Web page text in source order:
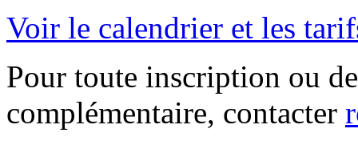
Voir le calendrier et les
Pour toute inscription ou
complémentaire, contacter